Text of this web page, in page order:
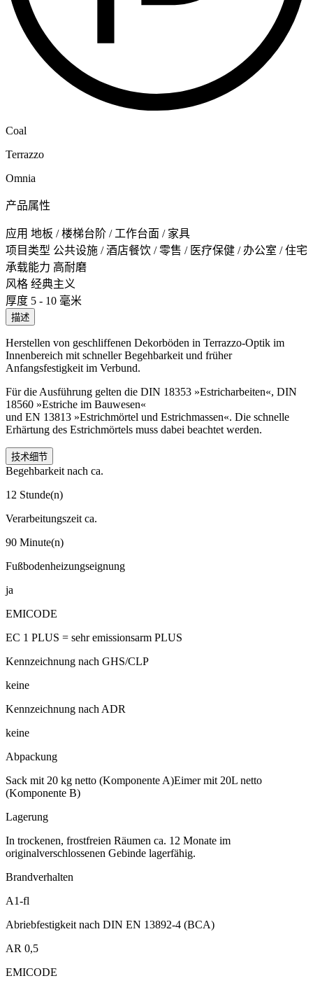
Coal
Terrazzo
Omnia
产品属性
应用 地板 / 楼梯台阶 / 工作台面 / 家具
项目类型 公共设施 / 酒店餐饮 / 零售 / 医疗保健 / 办公室 / 住宅
承载能力 高耐磨
风格 经典主义
厚度 5 - 10 毫米
描述
Herstellen von geschliffenen Dekorböden in Terrazzo-Optik im
Innenbereich mit schneller Begehbarkeit und früher
Anfangsfestigkeit im Verbund.
Für die Ausführung gelten die DIN 18353 »Estricharbeiten«, DIN
18560 »Estriche im Bauwesen«
und EN 13813 »Estrichmörtel und Estrichmassen«. Die schnelle
Erhärtung des Estrichmörtels muss dabei beachtet werden.
技术细节
Begehbarkeit nach ca.
12 Stunde(n)
Verarbeitungszeit ca.
90 Minute(n)
Fußbodenheizungseignung
ja
EMICODE
EC 1 PLUS = sehr emissionsarm PLUS
Kennzeichnung nach GHS/CLP
keine
Kennzeichnung nach ADR
keine
Abpackung
Sack mit 20 kg netto (Komponente A)Eimer mit 20L netto
(Komponente B)
Lagerung
In trockenen, frostfreien Räumen ca. 12 Monate im
originalverschlossenen Gebinde lagerfähig.
Brandverhalten
A1-fl
Abriebfestigkeit nach DIN EN 13892-4 (BCA)
AR 0,5
EMICODE